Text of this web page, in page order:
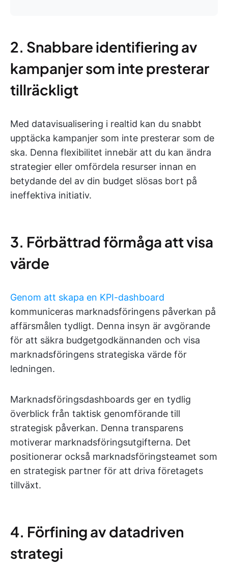
2. Snabbare identifiering av
kampanjer som inte presterar
tillräckligt
Med datavisualisering i realtid kan du snabbt
upptäcka kampanjer som inte presterar som de
ska. Denna flexibilitet innebär att du kan ändra
strategier eller omfördela resurser innan en
betydande del av din budget slösas bort på
ineffektiva initiativ.
3. Förbättrad förmåga att visa
värde
Genom att skapa en KPI-dashboard
kommuniceras marknadsföringens påverkan på
affärsmålen tydligt. Denna insyn är avgörande
för att säkra budgetgodkännanden och visa
marknadsföringens strategiska värde för
ledningen.
Marknadsföringsdashboards ger en tydlig
överblick från taktisk genomförande till
strategisk påverkan. Denna transparens
motiverar marknadsföringsutgifterna. Det
positionerar också marknadsföringsteamet som
en strategisk partner för att driva företagets
tillväxt.
4. Förfining av datadriven
strategi